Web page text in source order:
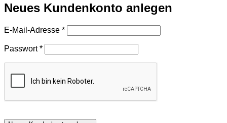
Neues Kundenkonto anlegen
E-Mail-Adresse *Erforderlich
Passwort*Erforderlich